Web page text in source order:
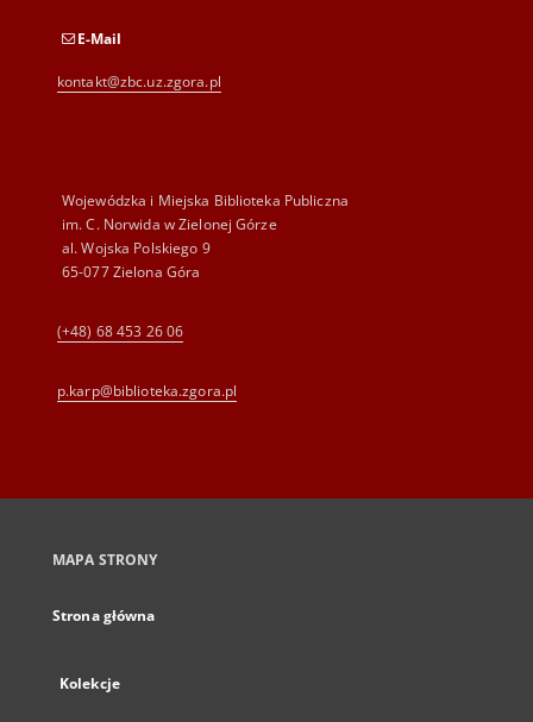
E-Mail
kontakt@zbc.uz.zgora.pl
Wojewódzka i Miejska Biblioteka Publiczna
im. C. Norwida w Zielonej Górze
al. Wojska Polskiego 9
65-077 Zielona Góra
(+48) 68 453 26 06
p.karp@biblioteka.zgora.pl
MAPA STRONY
Strona główna
Kolekcje